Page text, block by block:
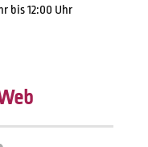
bis 12:00 Uhr